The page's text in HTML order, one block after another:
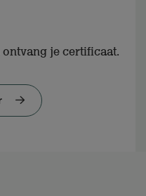
je certificaat.